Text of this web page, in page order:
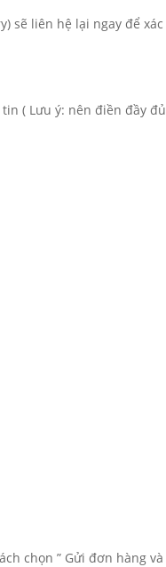
sẽ liên hệ lại ngay để xác
( Lưu ý: nên điền đầy đủ
chọn ” Gửi đơn hàng và